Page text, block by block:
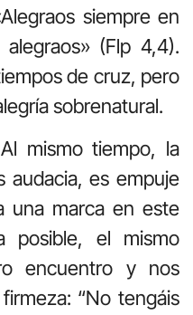
siempre en
(Flp 4,4).
de cruz, pero
sobrenatural.
mismo tiempo, la
audacia, es empuje
una marca en este
posible, el mismo
encuentro y nos
“No tengáis